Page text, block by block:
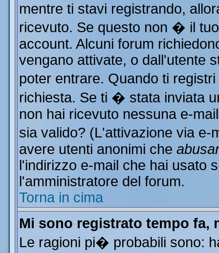
mentre ti stavi registrando,
ricevuto. Se questo non � il
account. Alcuni forum
vengano attivate, o dall'utente
poter entrare. Quando ti
richiesta. Se ti � stata inviata
non hai ricevuto nessuna e-
sia valido? (L'attivazione via
avere utenti anonimi che
l'indirizzo e-mail che hai usato
l'amministratore del forum.
Torna in cima
Mi sono registrato tempo
Le ragioni pi� probabili sono: